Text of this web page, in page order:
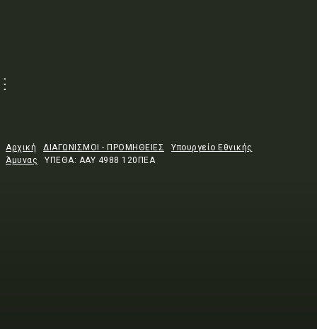
Αρχική ΔΙΑΓΩΝΙΣΜΟΙ - ΠΡΟΜΗΘΕΙΕΣ
Υπουργείο Εθνικής
Άμυνας
ΥΠΕΘΑ: AAY 4988 120ΠΕΑ